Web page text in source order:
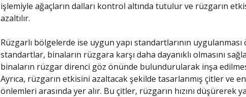
işlemiyle ağaçların dalları kontrol altında tutulur ve rüzgarın
azaltılır.
Rüzgarlı bölgelerde ise uygun yapı standartlarının
standartlar, binaların rüzgara karşı daha dayanıklı olmasını
binaların rüzgar direnci göz önünde bulundurularak inşa
Ayrıca, rüzgarın etkisini azaltacak şekilde tasarlanmış çitler ve
önlemleri arasında yer alır. Bu çitler, rüzgarın hızını düşürerek